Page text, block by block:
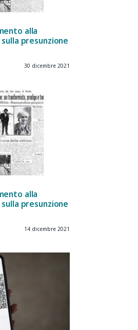
alla
presunzione
30 dicembre 2021
alla
presunzione
14 dicembre 2021